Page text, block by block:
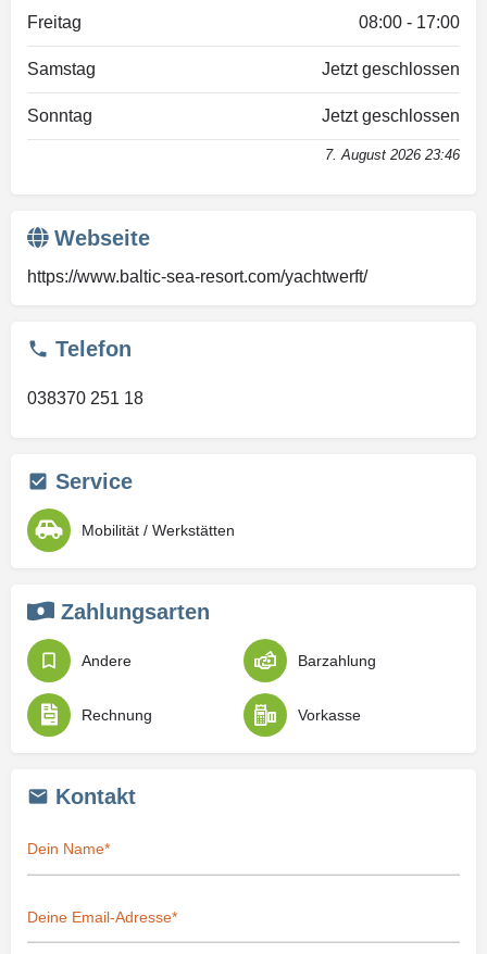
Freitag 08:00 - 17:00
Samstag Jetzt geschlossen
Sonntag Jetzt geschlossen
7. August 2026 23:46
Webseite
https://www.baltic-sea-resort.com/yachtwerft/
Telefon
038370 251 18
Service
Mobilität / Werkstätten
Zahlungsarten
Andere Barzahlung
Rechnung Vorkasse
Kontakt